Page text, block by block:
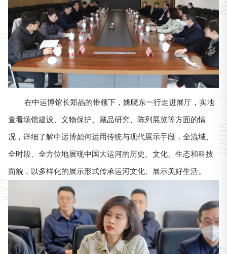
在中运博馆长郑晶的带领下，姚晓东一行走进展厅，实地
查看场馆建设、文物保护、藏品研究、陈列展览等方面的情
况，详细了解中运博如何运用传统与现代展示手段，全流域、
全时段、全方位地展现中国大运河的历史、文化、生态和科技
面貌，以多样化的展示形式传承运河文化、展示美好生活。